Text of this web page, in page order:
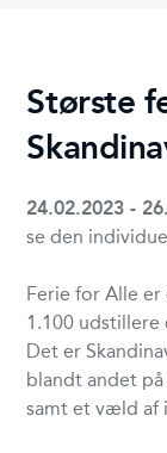
Største
24.02.2023 -
se den
Ferie for Alle er
1.100
Det er
blandt andet
samt et væld af